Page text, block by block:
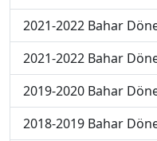
2021-2022 Bahar
2021-2022 Bahar
2019-2020 Bahar
2018-2019 Bahar